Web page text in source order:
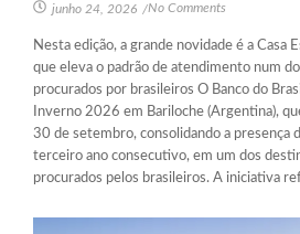
junho 24, 2026 /No Comments
Nesta edição, a grande novidade é a Casa
que eleva o padrão de atendimento num
procurados por brasileiros O Banco do
Inverno 2026 em Bariloche (Argentina),
30 de setembro, consolidando a presença
terceiro ano consecutivo, em um dos
procurados pelos brasileiros. A iniciativa